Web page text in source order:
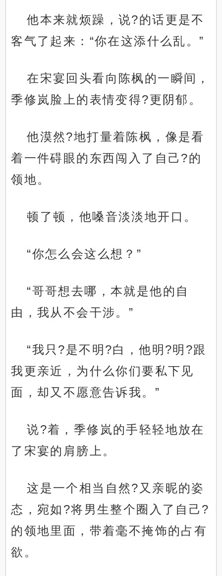
他本来就烦躁，说?的话更是不
客气了起来：“你在这添什么乱。”
在宋宴回头看向陈枫的一瞬间，
季修岚脸上的表情变得?更阴郁。
他漠然?地打量着陈枫，像是看
着一件碍眼的东西闯入了自己?的
领地。
顿了顿，他嗓音淡淡地开口。
“你怎么会这么想？”
“哥哥想去哪，本就是他的自
由，我从不会干涉。”
“我只?是不明?白，他明?明?跟
我更亲近，为什么你们要私下见
面，却又不愿意告诉我。”
说?着，季修岚的手轻轻地放在
了宋宴的肩膀上。
这是一个相当自然?又亲昵的姿
态，宛如?将男生整个圈入了自己?
的领地里面，带着毫不掩饰的占有
欲。